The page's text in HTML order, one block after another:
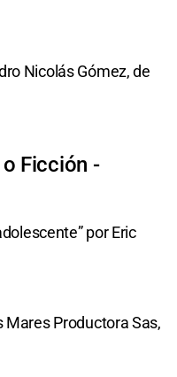
Nicolás Gómez, de
Ficción -
por Eric
Mares Productora Sas,